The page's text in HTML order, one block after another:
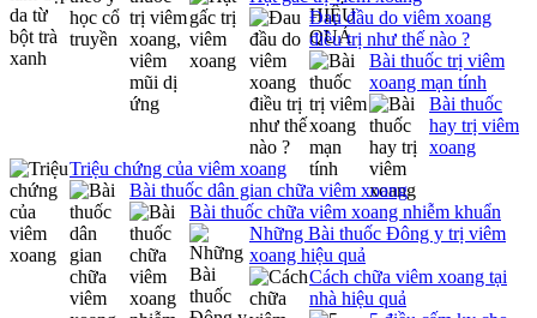
Đau đầu do viêm xoang
điều trị như thế nào ?
Bài thuốc trị viêm
xoang mạn tính
Bài thuốc
hay trị viêm
xoang
Triệu chứng của viêm xoang
Bài thuốc dân gian chữa viêm xoang
Bài thuốc chữa viêm xoang nhiễm khuẩn
Những Bài thuốc Đông y trị viêm
xoang hiệu quả
Cách chữa viêm xoang tại
nhà hiệu quả